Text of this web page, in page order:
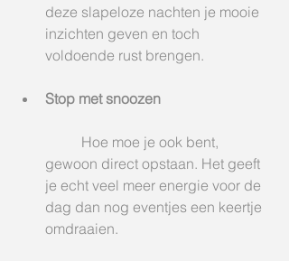
deze slapeloze nachten je mooie
inzichten geven en toch
voldoende rust brengen.
Stop met snoozen
gewoon direct opstaan. Het geeft
je echt veel meer energie voor de
dag dan nog eventjes een keertje
omdraaien.